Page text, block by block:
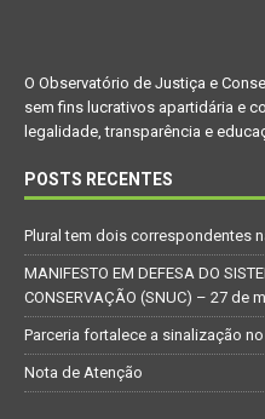
O Observatório de Justiça e
sem fins lucrativos apartidária e
legalidade, transparência e
POSTS RECENTES
Plural tem dois correspondentes
MANIFESTO EM DEFESA DO
CONSERVAÇÃO (SNUC) – 27 de
Parceria fortalece a sinalização
Nota de Atenção